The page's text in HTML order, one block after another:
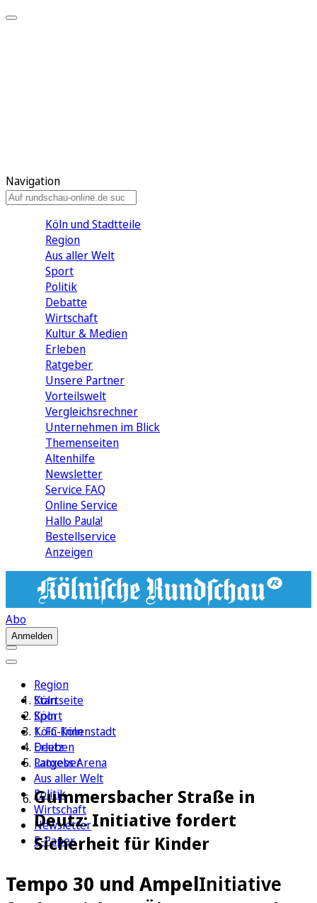
Navigation
Köln und Stadtteile
Region
Aus aller Welt
Sport
Politik
Debatte
Wirtschaft
Kultur & Medien
Erleben
Ratgeber
Unsere Partner
Vorteilswelt
Vergleichsrechner
Unternehmen im Blick
Themenseiten
Altenhilfe
Newsletter
Service FAQ
Online Service
Hallo Paula!
Bestellservice
Anzeigen
Abo
Anmelden
Region
Köln
Sport
1. FC Köln
Erleben
Ratgeber
Aus aller Welt
Politik
Wirtschaft
Newsletter
E-Paper
Startseite
Köln
Köln-Innenstadt
Deutz
Lanxess Arena
Gummersbacher Straße in
Deutz: Initiative fordert
Sicherheit für Kinder
Tempo 30 und AmpelInitiative